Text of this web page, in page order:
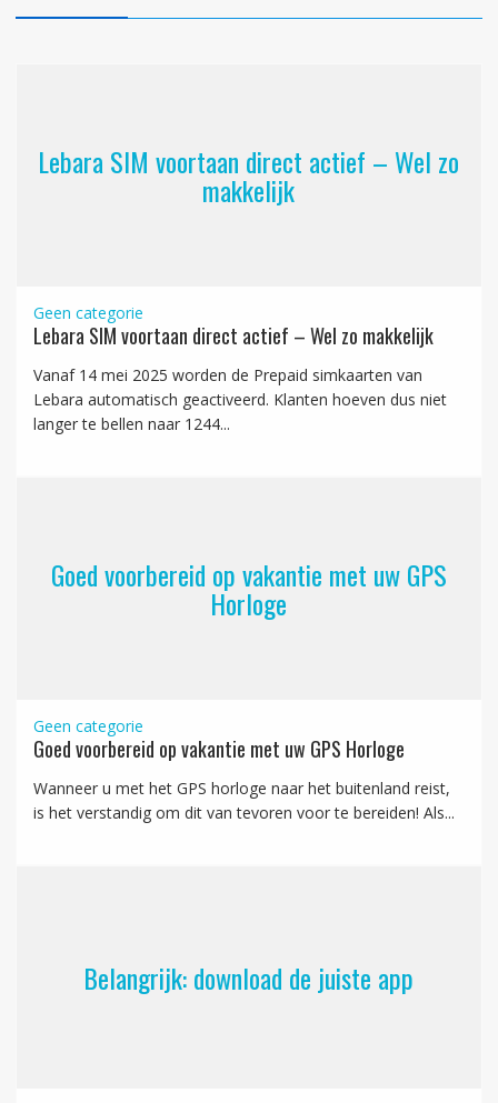
Lebara SIM voortaan direct actief – Wel zo
makkelijk
Geen categorie
Lebara SIM voortaan direct actief – Wel zo makkelijk
Vanaf 14 mei 2025 worden de Prepaid simkaarten van
Lebara automatisch geactiveerd. Klanten hoeven dus niet
langer te bellen naar 1244...
Goed voorbereid op vakantie met uw GPS
Horloge
Geen categorie
Goed voorbereid op vakantie met uw GPS Horloge
Wanneer u met het GPS horloge naar het buitenland reist,
is het verstandig om dit van tevoren voor te bereiden! Als...
Belangrijk: download de juiste app